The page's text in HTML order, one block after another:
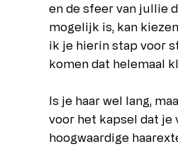
en de sfeer van jullie
mogelijk is, kan
ik je hierin stap voor
komen dat helemaal
Is je haar wel lang,
voor het kapsel dat je
hoogwaardige